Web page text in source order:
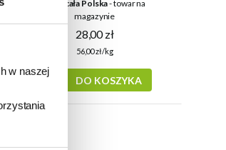
w naszej
24h - cała Polska- towar na
magazynie
28,00 zł
56,00 zł/kg
DO KOSZYKA